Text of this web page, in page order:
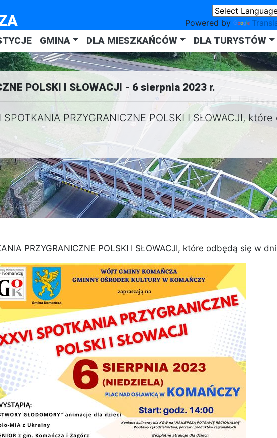
Powered by
GMINA DLA MIESZKAŃCÓW DLA TURYSTÓW
POLSKI I SŁOWACJI - 6 sierpnia 2023 r.
PRZYGRANICZNE POLSKI I SŁOWACJI,
PRZYGRANICZNE POLSKI I SŁOWACJI, które odbędą się w